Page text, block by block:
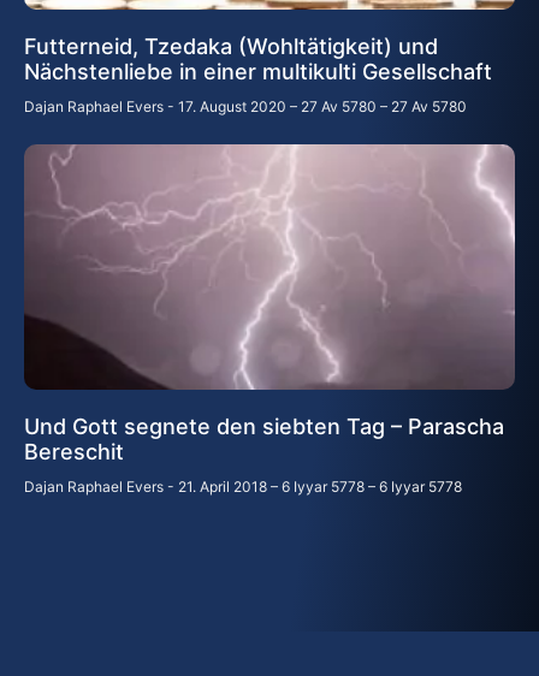
Futterneid, Tzedaka (Wohltätigkeit) und
Nächstenliebe in einer multikulti Gesellschaft
Dajan Raphael Evers 17. August 2020 – 27 Av 5780 – 27 Av 5780
Und Gott segnete den siebten Tag – Parascha
Bereschit
Dajan Raphael Evers 21. April 2018 – 6 Iyyar 5778 – 6 Iyyar 5778